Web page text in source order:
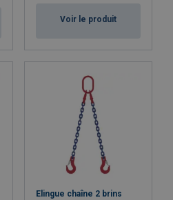
Voir le produit
Elingue chaîne 2 brins